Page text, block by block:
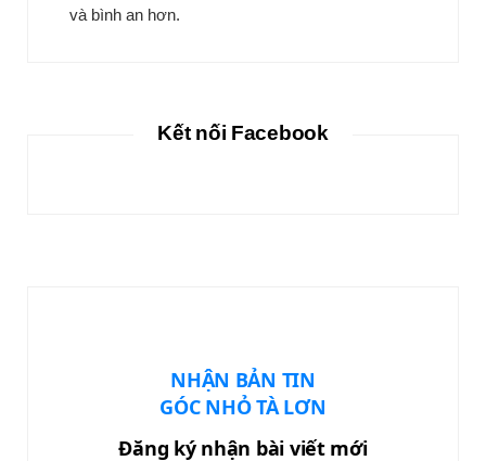
và bình an hơn.
Kết nối Facebook
NHẬN BẢN TIN
GÓC NHỎ TÀ LƠN
Đăng ký nhận bài viết mới